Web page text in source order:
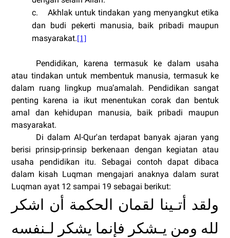
c.
Akhlak untuk tindakan yang menyangkut etika
dan budi pekerti manusia, baik pribadi maupun
masyarakat.[1]
Pendidikan, karena termasuk ke dalam usaha
atau tindakan untuk membentuk manusia, termasuk ke
dalam ruang lingkup mua’amalah. Pendidikan sangat
penting karena ia ikut menentukan corak dan bentuk
amal dan kehidupan manusia, baik pribadi maupun
masyarakat.
Di dalam Al-Qur'an terdapat banyak ajaran yang
berisi prinsip-prinsip berkenaan dengan kegiatan atau
usaha pendidikan itu. Sebagai contoh dapat dibaca
dalam kisah Luqman mengajari anaknya dalam surat
Luqman ayat 12 sampai 19 sebagai berikut:
ولقد أتـينا لقمان الحكمة أن اشكر
لله ومن يـشكر فإنما يشكر لـنفسه